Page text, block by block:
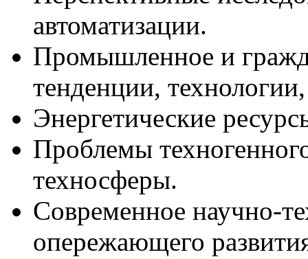
автоматизации.
Промышленное и
тенденции,
Энергетические
Проблемы
техносферы.
Современное научно-
опережающего